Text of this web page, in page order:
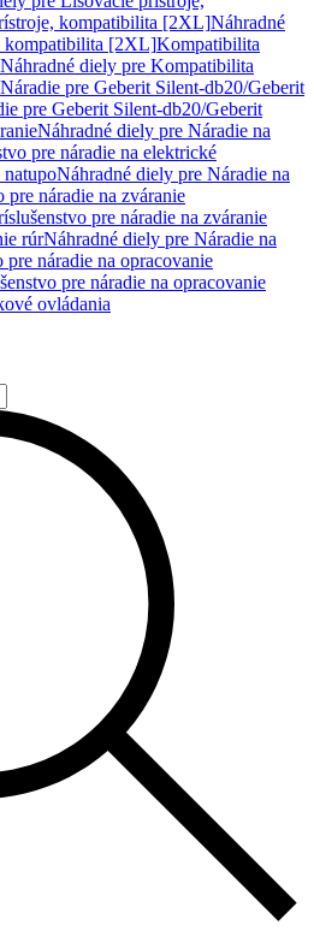
kompatibilita [2XL]Náhradné
kompatibilita [2XL]Kompatibilita
Náhradné diely pre Kompatibilita
Náradie pre Geberit Silent-db20/Geberit
pre Geberit Silent-db20/Geberit
Náhradné diely pre Náradie na
pre náradie na elektrické
natupoNáhradné diely pre Náradie na
pre náradie na zváranie
pre náradie na zváranie
rúrNáhradné diely pre Náradie na
pre náradie na opracovanie
pre náradie na opracovanie
ovládania